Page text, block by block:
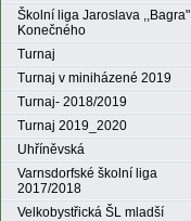
Školní liga Jaroslava ,,Bagra"
Konečného
Turnaj
Turnaj v miniházené 2019
Turnaj- 2018/2019
Turnaj 2019_2020
Uhříněvská
Varnsdorfské školní liga
2017/2018
Velkobystřická ŠL mladší